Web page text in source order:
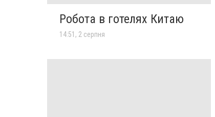
Робота в готелях Китаю
14:51, 2 серпня